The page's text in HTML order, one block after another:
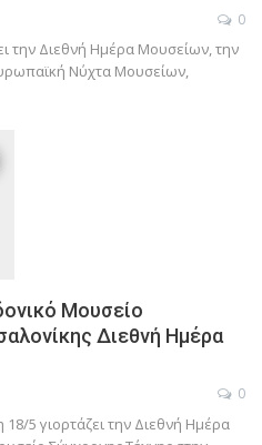
0
την Διεθνή Ημέρα Μουσείων, την
Νύχτα Μουσείων,
Μουσείο
Διεθνή Ημέρα
0
5 γιορτάζει την Διεθνή Ημέρα